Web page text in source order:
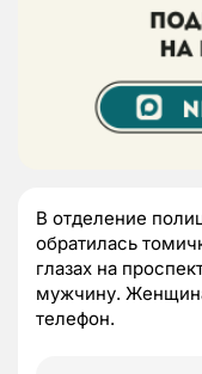
В отделение
обратилась
глазах на
мужчину.
телефон.